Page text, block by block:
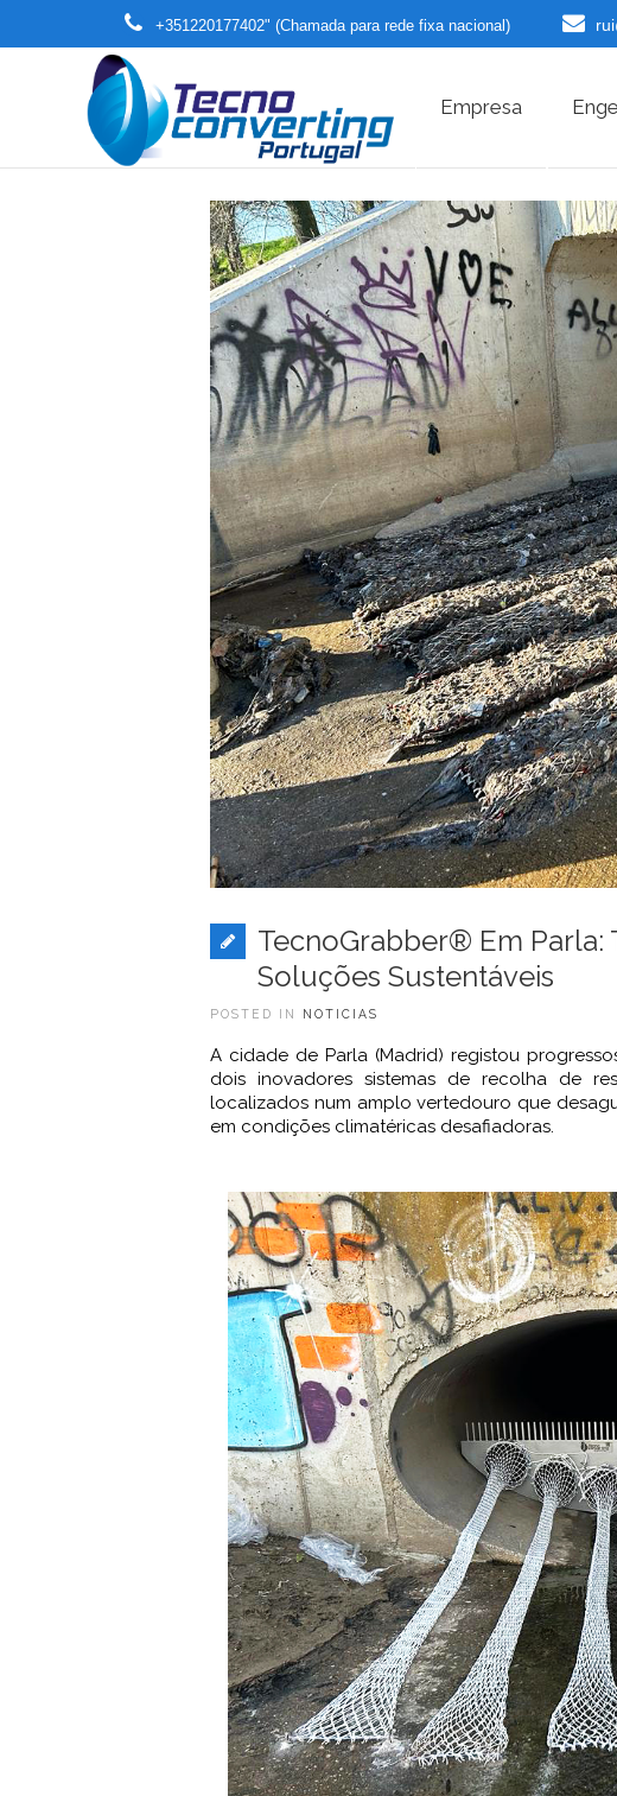
+351220177402" (Chamada para rede fixa nacional)
Empresa
TecnoGrabber® Em Parla:
Soluções Sustentáveis
POSTED IN NOTICIAS
A cidade de Parla (Madrid) registou
dois inovadores sistemas de recolha de
localizados num amplo vertedouro que
em condições climatéricas desafiadoras.